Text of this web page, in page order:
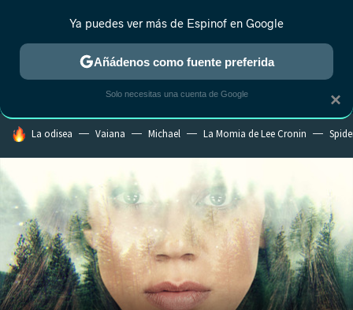
ESTRENOS REALITY ANIME RANKINGS CINE
HOY SE HABLA DE
La odisea Vaiana Michael La Momia de Lee Cronin
×
Ya puedes ver más de Espinof en Google
Añádenos como fuente preferida
Solo necesitas una cuenta de Google